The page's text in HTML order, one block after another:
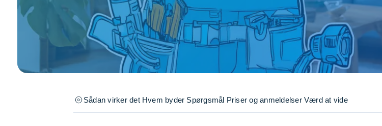
Sådan virker det Hvem byder Spørgsmål Priser og anmeldelser Værd at vide